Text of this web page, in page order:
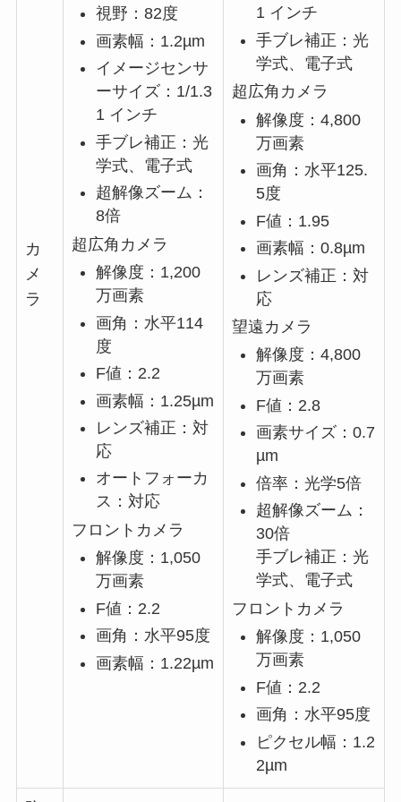
カ
メ
ラ
視野：82度
画素幅：1.2µm
イメージセンサ
ーサイズ：1/1.3
1 インチ
手ブレ補正：光
学式、電子式
超解像ズーム：
8倍
超広角カメラ
解像度：1,200
万画素
画角：水平114
度
F値：2.2
画素幅：1.25µm
レンズ補正：対
応
オートフォーカ
ス：対応
フロントカメラ
解像度：1,050
万画素
F値：2.2
画角：水平95度
画素幅：1.22µm
1 インチ
手ブレ補正：光
学式、電子式
超広角カメラ
解像度：4,800
万画素
画角：水平125.
5度
F値：1.95
画素幅：0.8µm
レンズ補正：対
応
望遠カメラ
解像度：4,800
万画素
F値：2.8
画素サイズ：0.7
µm
倍率：光学5倍
超解像ズーム：
30倍
手ブレ補正：光
学式、電子式
フロントカメラ
解像度：1,050
万画素
F値：2.2
画角：水平95度
ピクセル幅：1.2
2µm